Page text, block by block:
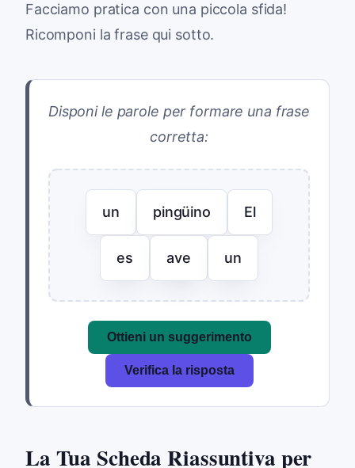
Facciamo pratica con una piccola sfida!
Ricomponi la frase qui sotto.
Disponi le parole per formare una frase
corretta:
un pingüino El
es ave un
Ottieni un suggerimento
Verifica la risposta
La Tua Scheda Riassuntiva per